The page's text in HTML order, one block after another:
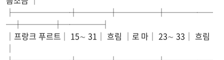
├───────┼────┼─────┼──────
─┼────┼─────┤
│프랑크 푸르트│ 15∼ 31│ 흐림 │로 마│ 23∼ 33│ 흐림
│